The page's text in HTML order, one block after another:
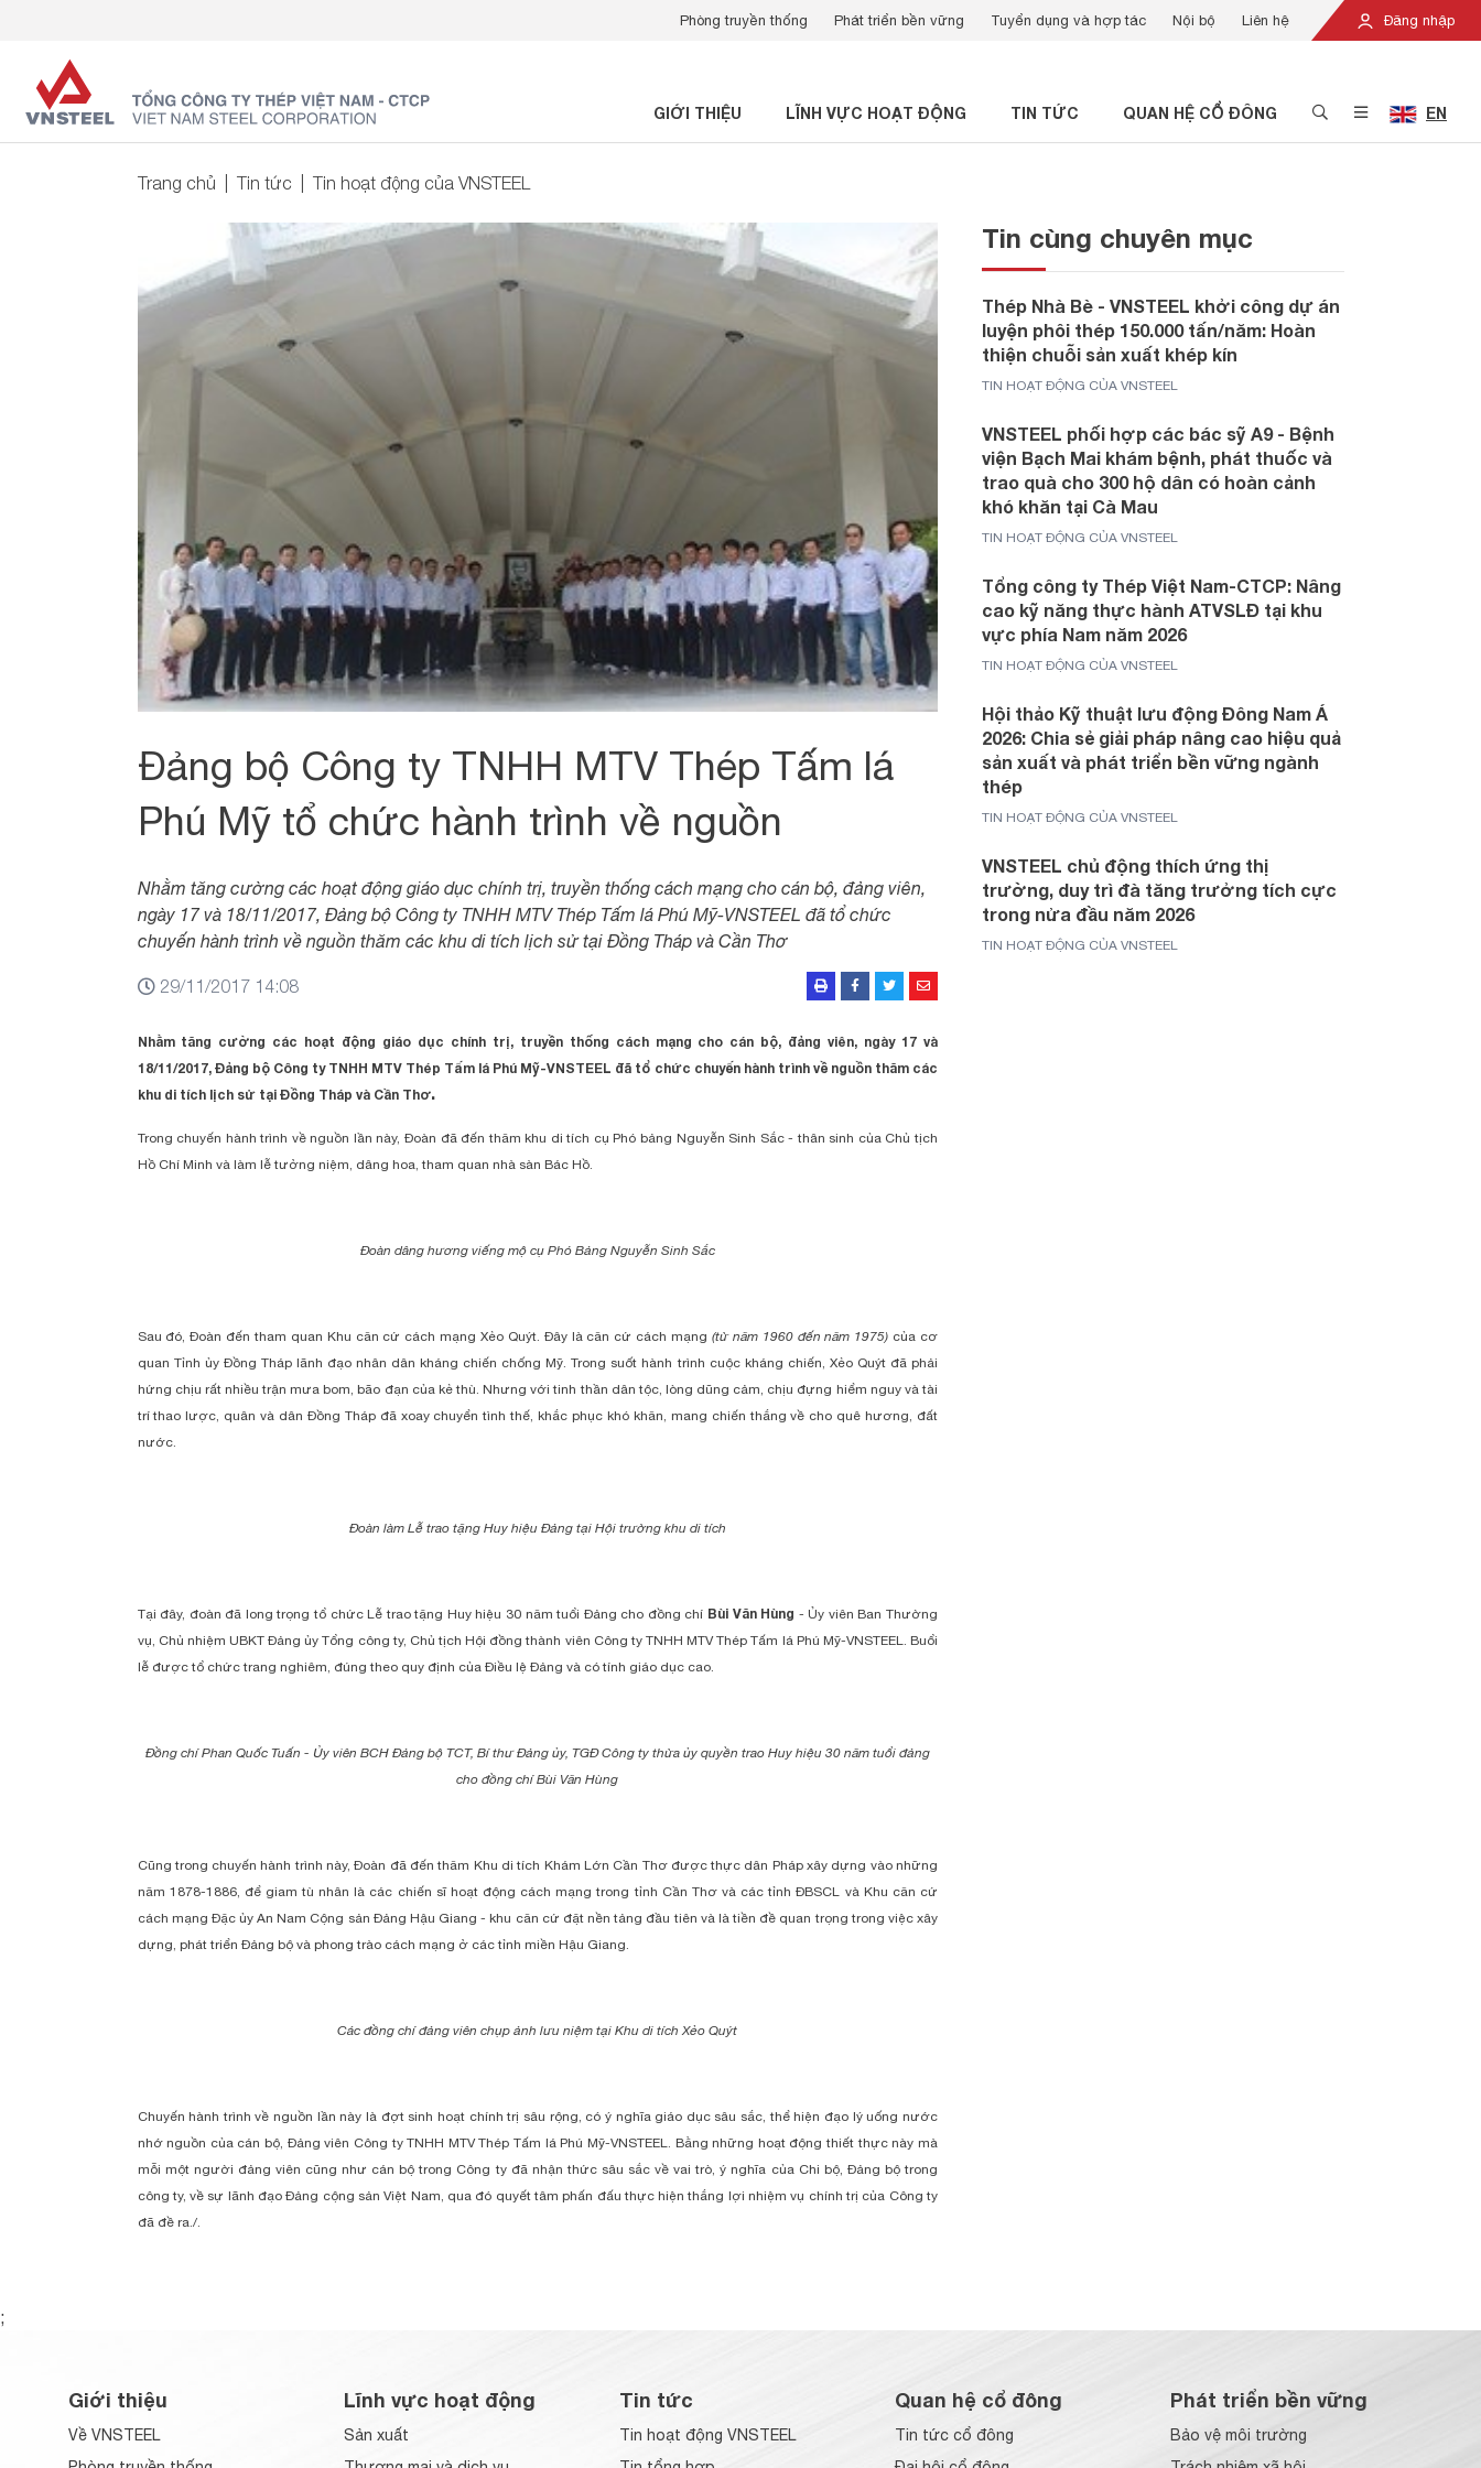
Đăng nhập
Phòng truyền thống Phát triển bền vững Tuyển dụng và hợp tác Nội bộ Liên hệ
GIỚI THIỆU LĨNH VỰC HOẠT ĐỘNG TIN TỨC QUAN HỆ CỔ ĐÔNG EN
Trang chủ Tin tức Tin hoạt động của VNSTEEL
Đảng bộ Công ty TNHH MTV Thép Tấm lá
Phú Mỹ tổ chức hành trình về nguồn
Nhằm tăng cường các hoạt động giáo dục chính trị, truyền thống cách mạng cho cán bộ, đảng viên,
ngày 17 và 18/11/2017, Đảng bộ Công ty TNHH MTV Thép Tấm lá Phú Mỹ-VNSTEEL đã tổ chức
chuyến hành trình về nguồn thăm các khu di tích lịch sử tại Đồng Tháp và Cần Thơ
29/11/2017 14:08
Nhằm tăng cường các hoạt động giáo dục chính trị, truyền thống cách mạng cho cán bộ, đảng viên, ngày 17 và
18/11/2017, Đảng bộ Công ty TNHH MTV Thép Tấm lá Phú Mỹ-VNSTEEL đã tổ chức chuyến hành trình về nguồn thăm các
khu di tích lịch sử tại Đồng Tháp và Cần Thơ.
Trong chuyến hành trình về nguồn lần này, Đoàn đã đến thăm khu di tích cụ Phó bảng Nguyễn Sinh Sắc - thân sinh của Chủ tịch
Hồ Chí Minh và làm lễ tưởng niệm, dâng hoa, tham quan nhà sàn Bác Hồ.
Đoàn dâng hương viếng mộ cụ Phó Bảng Nguyễn Sinh Sắc
Sau đó, Đoàn đến tham quan Khu căn cứ cách mạng Xẻo Quýt. Đây là căn cứ cách mạng (từ năm 1960 đến năm 1975) của cơ
quan Tỉnh ủy Đồng Tháp lãnh đạo nhân dân kháng chiến chống Mỹ. Trong suốt hành trình cuộc kháng chiến, Xẻo Quýt đã phải
hứng chịu rất nhiều trận mưa bom, bão đạn của kẻ thù. Nhưng với tinh thần dân tộc, lòng dũng cảm, chịu đựng hiểm nguy và tài
trí thao lược, quân và dân Đồng Tháp đã xoay chuyển tình thế, khắc phục khó khăn, mang chiến thắng về cho quê hương, đất
nước.
Đoàn làm Lễ trao tặng Huy hiệu Đảng tại Hội trường khu di tích
Tại đây, đoàn đã long trọng tổ chức Lễ trao tặng Huy hiệu 30 năm tuổi Đảng cho đồng chí Bùi Văn Hùng - Ủy viên Ban Thường
vụ, Chủ nhiệm UBKT Đảng ủy Tổng công ty, Chủ tịch Hội đồng thành viên Công ty TNHH MTV Thép Tấm lá Phú Mỹ-VNSTEEL. Buổi
lễ được tổ chức trang nghiêm, đúng theo quy định của Điều lệ Đảng và có tính giáo dục cao.
Đồng chí Phan Quốc Tuấn - Ủy viên BCH Đảng bộ TCT, Bí thư Đảng ủy, TGĐ Công ty thừa ủy quyền trao Huy hiệu 30 năm tuổi đảng
cho đồng chí Bùi Văn Hùng
Cũng trong chuyến hành trình này, Đoàn đã đến thăm Khu di tích Khám Lớn Cần Thơ được thực dân Pháp xây dựng vào những
năm 1878-1886, để giam tù nhân là các chiến sĩ hoạt động cách mạng trong tỉnh Cần Thơ và các tỉnh ĐBSCL và Khu căn cứ
cách mạng Đặc ủy An Nam Cộng sản Đảng Hậu Giang - khu căn cứ đặt nền tảng đầu tiên và là tiền đề quan trọng trong việc xây
dựng, phát triển Đảng bộ và phong trào cách mạng ở các tỉnh miền Hậu Giang.
Các đồng chí đảng viên chụp ảnh lưu niệm tại Khu di tích Xẻo Quýt
Chuyến hành trình về nguồn lần này là đợt sinh hoạt chính trị sâu rộng, có ý nghĩa giáo dục sâu sắc, thể hiện đạo lý uống nước
nhớ nguồn của cán bộ, Đảng viên Công ty TNHH MTV Thép Tấm lá Phú Mỹ-VNSTEEL. Bằng những hoạt động thiết thực này mà
mỗi một người đảng viên cũng như cán bộ trong Công ty đã nhận thức sâu sắc về vai trò, ý nghĩa của Chi bộ, Đảng bộ trong
công ty, về sự lãnh đạo Đảng cộng sản Việt Nam, qua đó quyết tâm phấn đấu thực hiện thắng lợi nhiệm vụ chính trị của Công ty
đã đề ra./.
Tin cùng chuyên mục
Thép Nhà Bè - VNSTEEL khởi công dự án
luyện phôi thép 150.000 tấn/năm: Hoàn
thiện chuỗi sản xuất khép kín
TIN HOẠT ĐỘNG CỦA VNSTEEL
VNSTEEL phối hợp các bác sỹ A9 - Bệnh
viện Bạch Mai khám bệnh, phát thuốc và
trao quà cho 300 hộ dân có hoàn cảnh
khó khăn tại Cà Mau
TIN HOẠT ĐỘNG CỦA VNSTEEL
Tổng công ty Thép Việt Nam-CTCP: Nâng
cao kỹ năng thực hành ATVSLĐ tại khu
vực phía Nam năm 2026
TIN HOẠT ĐỘNG CỦA VNSTEEL
Hội thảo Kỹ thuật lưu động Đông Nam Á
2026: Chia sẻ giải pháp nâng cao hiệu quả
sản xuất và phát triển bền vững ngành
thép
TIN HOẠT ĐỘNG CỦA VNSTEEL
VNSTEEL chủ động thích ứng thị
trường, duy trì đà tăng trưởng tích cực
trong nửa đầu năm 2026
TIN HOẠT ĐỘNG CỦA VNSTEEL
;
Giới thiệu
Về VNSTEEL
Lĩnh vực hoạt động
Sản xuất
Tin tức
Tin hoạt động VNSTEEL
Quan hệ cổ đông
Tin tức cổ đông
Phát triển bền vững
Bảo vệ môi trường